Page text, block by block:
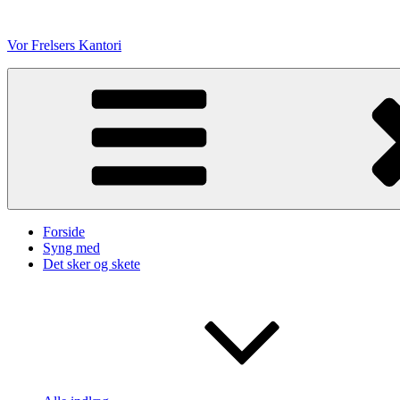
indhold
Vor Frelsers Kantori
Forside
Syng med
Det sker og skete